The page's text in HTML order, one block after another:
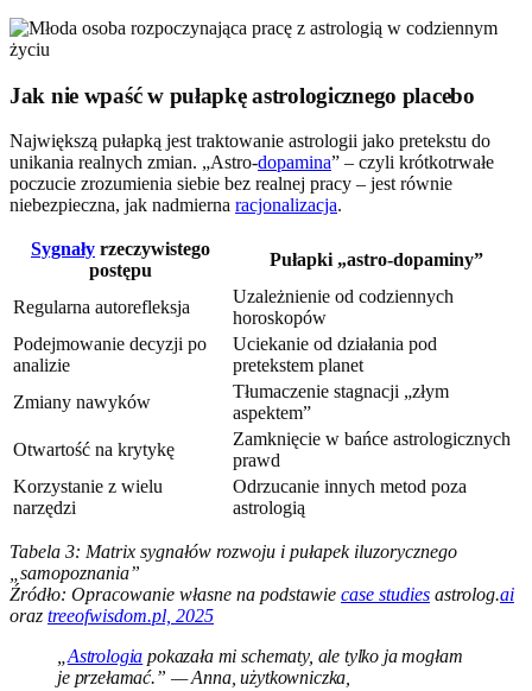
Jak nie wpaść w pułapkę astrologicznego placebo
Największą pułapką jest traktowanie astrologii jako pretekstu do
unikania realnych zmian. „Astro-dopamina” – czyli krótkotrwałe
poczucie zrozumienia siebie bez realnej pracy – jest równie
niebezpieczna, jak nadmierna racjonalizacja.
Sygnały rzeczywistego
postępu
Pułapki „astro-dopaminy”
Regularna autorefleksja
Uzależnienie od codziennych
horoskopów
Podejmowanie decyzji po
analizie
Uciekanie od działania pod
pretekstem planet
Zmiany nawyków
Tłumaczenie stagnacji „złym
aspektem”
Otwartość na krytykę
Zamknięcie w bańce astrologicznych
prawd
Korzystanie z wielu
narzędzi
Odrzucanie innych metod poza
astrologią
Tabela 3: Matrix sygnałów rozwoju i pułapek iluzorycznego
„samopoznania”
Źródło: Opracowanie własne na podstawie case studies astrolog.ai
oraz treeofwisdom.pl, 2025
„Astrologia pokazała mi schematy, ale tylko ja mogłam
je przełamać.” — Anna, użytkowniczka,